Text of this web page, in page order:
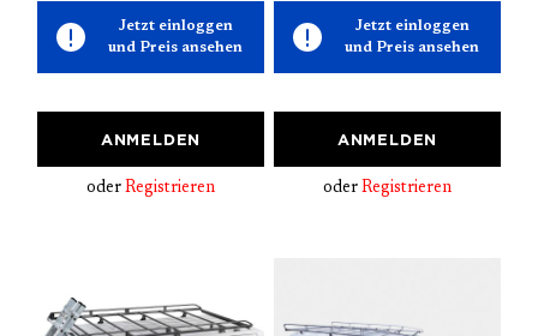
Jetzt einloggen
und Preis ansehen
ANMELDEN
oder Registrieren
Jetzt einloggen
und Preis ansehen
ANMELDEN
oder Registrieren